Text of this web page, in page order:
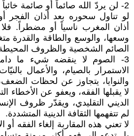
2- لن يردّ الله صائماً أو صائمة
لو تناول سحوره بعد أذان الفجر
أذان المغرب ناسياً أو مضطراً.
وسعها، والوسع والطاقة والقدرة
الصائم الشخصية والظروف
3- الصوم لا ينقضه شيء ما
الاستمرار بالصيام، والأعمال
والنوايا، يتجاوز عن لحظات
لا يقبلها الفقه، ويعفو عن الأخطاء
الديني التقليدي، ويقدّر ظروف
لم تتفهمها الثقافة الدينية المتشددة.
لا تعني هذه المقاربة إلغاء الفقه أو